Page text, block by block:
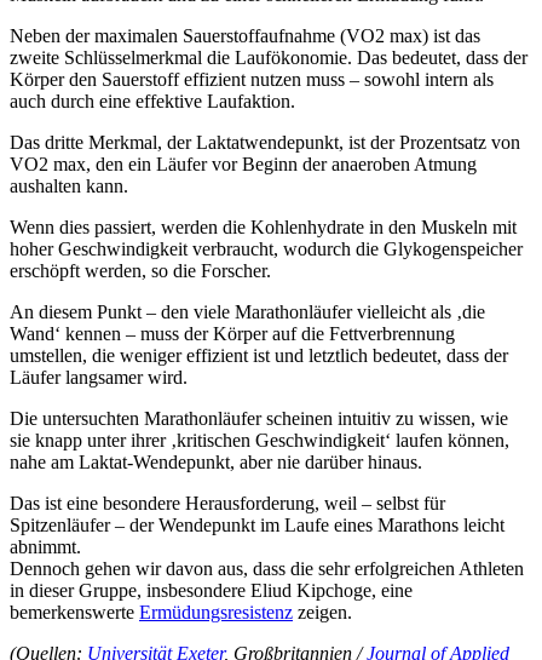
Neben der maximalen Sauerstoffaufnahme (VO2 max) ist das
zweite Schlüsselmerkmal die Laufökonomie. Das bedeutet, dass der
Körper den Sauerstoff effizient nutzen muss – sowohl intern als
auch durch eine effektive Laufaktion.
Das dritte Merkmal, der Laktatwendepunkt, ist der Prozentsatz von
VO2 max, den ein Läufer vor Beginn der anaeroben Atmung
aushalten kann.
Wenn dies passiert, werden die Kohlenhydrate in den Muskeln mit
hoher Geschwindigkeit verbraucht, wodurch die Glykogenspeicher
erschöpft werden, so die Forscher.
An diesem Punkt – den viele Marathonläufer vielleicht als ‚die
Wand‘ kennen – muss der Körper auf die Fettverbrennung
umstellen, die weniger effizient ist und letztlich bedeutet, dass der
Läufer langsamer wird.
Die untersuchten Marathonläufer scheinen intuitiv zu wissen, wie
sie knapp unter ihrer ‚kritischen Geschwindigkeit‘ laufen können,
nahe am Laktat-Wendepunkt, aber nie darüber hinaus.
Das ist eine besondere Herausforderung, weil – selbst für
Spitzenläufer – der Wendepunkt im Laufe eines Marathons leicht
abnimmt.
Dennoch gehen wir davon aus, dass die sehr erfolgreichen Athleten
in dieser Gruppe, insbesondere Eliud Kipchoge, eine
bemerkenswerte Ermüdungsresistenz zeigen.
(Quellen: Universität Exeter, Großbritannien /Journal of Applied